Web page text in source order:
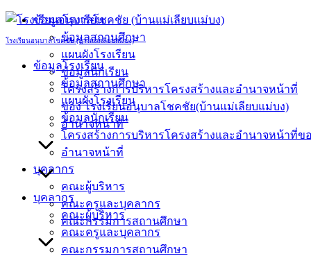
Skip
content
โรงเรียนอนุบาลโชคชัย (บ้านแม่เลียบแม่บง)
ข้อมูลโรงเรียน
ข้อมูลสถานศึกษา
แผนผังโรงเรียน
ข้อมูลนักเรียน
โครงสร้างการบริหารโครงสร้างและอำนาจหน้าที่
อำนาจหน้าที่
บุคลากร
คณะผู้บริหาร
คณะครูและบุคลากร
คณะกรรมการสถานศึกษา
ข้อมูลโรงเรียน
ข้อมูลสถานศึกษา
แผนผังโรงเรียน
ข้อมูลนักเรียน
โครงสร้างการบริหารโครงสร้างและอำนาจหน้าที่
ของ โรงเรียนอนุบาลโชคชัย(บ้านแม่เลียบแม่บง)
อำนาจหน้าที่
บุคลากร
คณะผู้บริหาร
คณะครูและบุคลากร
คณะกรรมการสถานศึกษา